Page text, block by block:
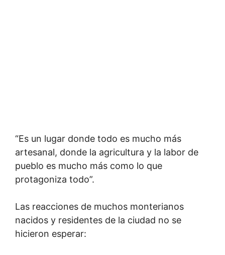
“Es un lugar donde todo es mucho más
artesanal, donde la agricultura y la labor de
pueblo es mucho más como lo que
protagoniza todo”.
Las reacciones de muchos monterianos
nacidos y residentes de la ciudad no se
hicieron esperar: